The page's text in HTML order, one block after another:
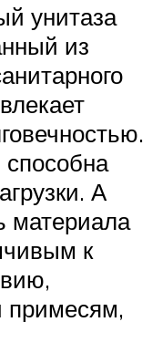
унитаза
из
А
материала
к
примесям,